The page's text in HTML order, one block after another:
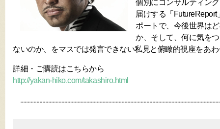
個別にコンサルティン
届けする「
ポートで、今後世界は
か、そして、何に気を
ないのか、をマスでは発言できない私見と俯瞰的視座をあ
詳細・ご購読はこちらから
http://yakan-hiko.com/takashiro.html